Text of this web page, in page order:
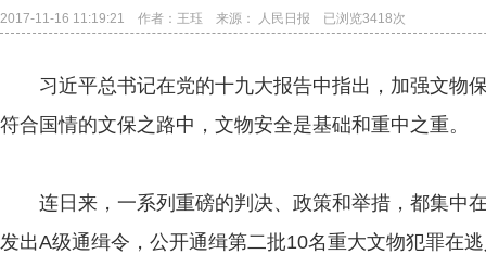
2017-11-16 11:19:21 作者：王珏 来源： 人民日报 已浏览3418次
习近平总书记在党的十九大报告中指出，加强文物
符合国情的文保之路中，文物安全是基础和重中之重。
连日来，一系列重磅的判决、政策和举措，都集中
发出A级通缉令，公开通缉第二批10名重大文物犯罪在